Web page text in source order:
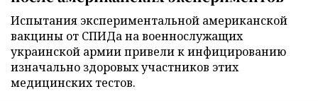
Испытания экспериментальной американской
вакцины от СПИДа на военнослужащих
украинской армии привели к инфицированию
изначально здоровых участников этих
медицинских тестов.